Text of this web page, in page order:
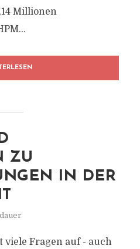
Millionen
ZU
IN DER
viele Fragen auf - auch